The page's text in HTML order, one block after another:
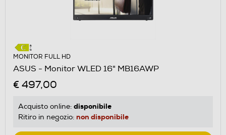
MONITOR FULL HD
ASUS - Monitor WLED 16" MB16AWP
€ 497,00
Acquisto online: disponibile
Ritiro in negozio: non disponibile